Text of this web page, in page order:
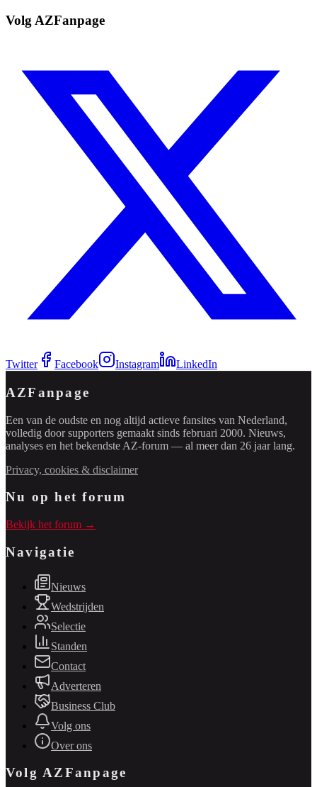
Volg AZFanpage
Twitter Facebook Instagram LinkedIn
AZFanpage
Een van de oudste en nog altijd actieve fansites van Nederland,
volledig door supporters gemaakt sinds februari 2000. Nieuws,
analyses en het bekendste AZ-forum — al meer dan 26 jaar lang.
Privacy, cookies & disclaimer
Nu op het forum
Bekijk het forum →
Navigatie
Nieuws
Wedstrijden
Selectie
Standen
Contact
Adverteren
Business Club
Volg ons
Over ons
Volg AZFanpage